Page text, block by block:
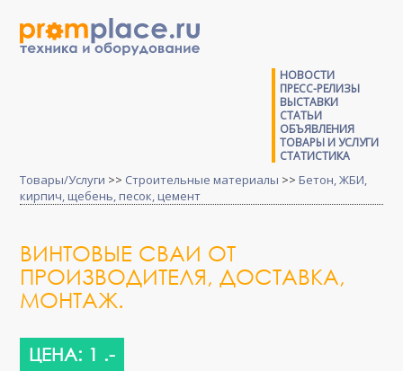
НОВОСТИ
ПРЕСС-РЕЛИЗЫ
ВЫСТАВКИ
СТАТЬИ
ОБЪЯВЛЕНИЯ
ТОВАРЫ И УСЛУГИ
СТАТИСТИКА
Товары/Услуги >> Строительные материалы >> Бетон, ЖБИ,
кирпич, щебень, песок, цемент
ВИНТОВЫЕ СВАИ ОТ
ПРОИЗВОДИТЕЛЯ, ДОСТАВКА,
МОНТАЖ.
ЦЕНА: 1 .-